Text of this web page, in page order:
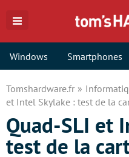
Windows Smartphones
Tomshardware.fr
et Intel Skylake : test de la
Quad-SLI et
test de la